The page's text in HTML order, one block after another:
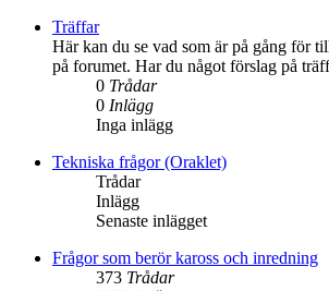
Träffar
Här kan du se vad som är på gång för
på forumet. Har du något förslag på
0 Trådar
0 Inlägg
Inga inlägg
Tekniska frågor (Oraklet)
Trådar
Inlägg
Senaste inlägget
Frågor som berör kaross och inredning
373 Trådar